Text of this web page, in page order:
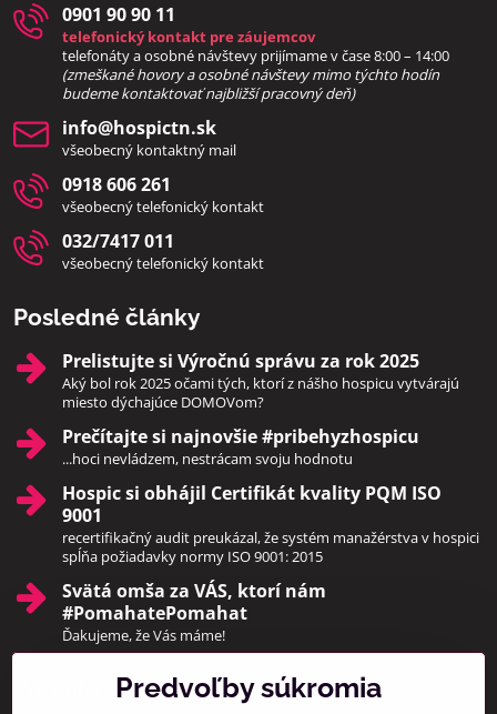
0901 90 90 11
telefonický kontakt pre záujemcov
telefonáty a osobné návštevy prijímame v čase 8:00 – 14:00
(zmeškané hovory a osobné návštevy mimo týchto hodín
budeme kontaktovať najbližší pracovný deň)
info​@hospictn​.sk
všeobecný kontaktný mail
0918 606 261
všeobecný telefonický kontakt
032/7417 011
všeobecný telefonický kontakt
Posledné články
Prelistujte si Výročnú správu za rok 2025
Aký bol rok 2025 očami tých, ktorí z nášho hospicu vytvárajú
miesto dýchajúce DOMOVom?
Prečítajte si najnovšie #pribehyzhospicu
...hoci nevládzem, nestrácam svoju hodnotu
Hospic si obhájil Certifikát kvality PQM ISO
9001
recertifikačný audit preukázal, že systém manažérstva v hospici
spĺňa požiadavky normy ISO 9001: 2015
Svätá omša za VÁS, ktorí nám
#PomahatePomahat
Ďakujeme, že Vás máme!
Pridajte sa k námPredvoľby súkromia